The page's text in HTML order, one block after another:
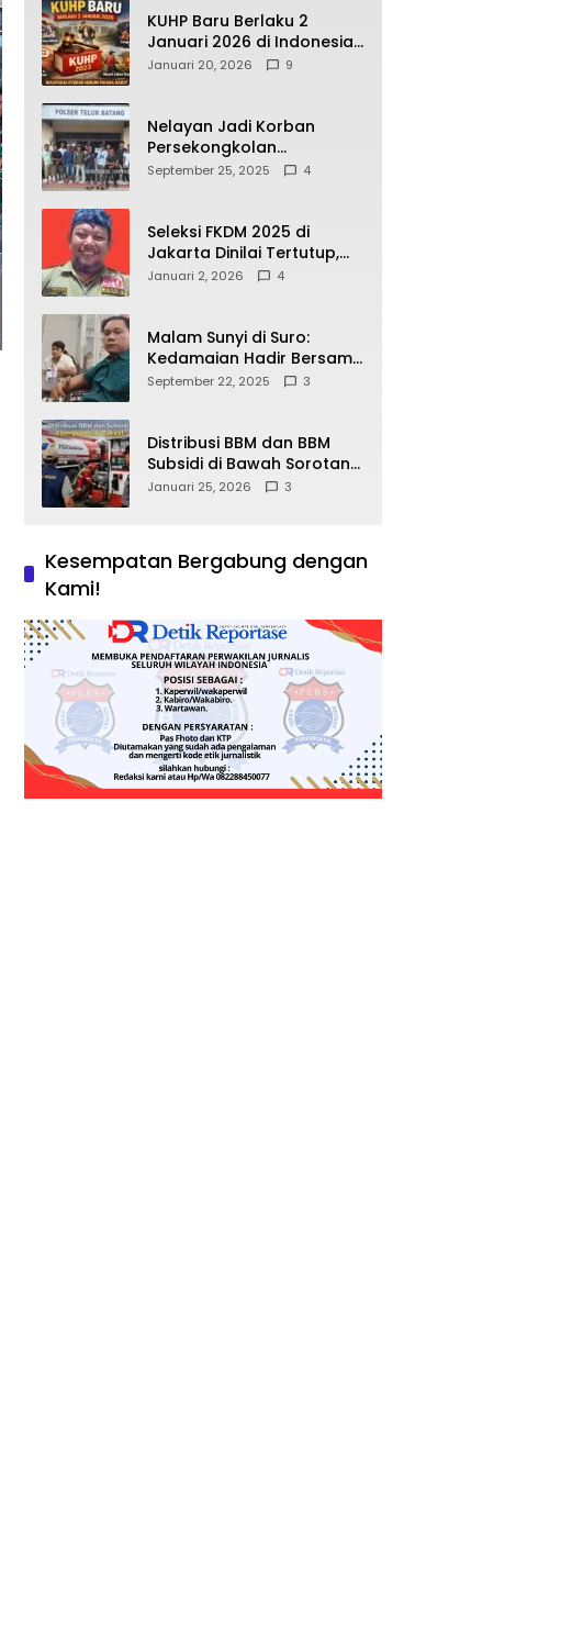
KUHP Baru Berlaku 2
Januari 2026 di Indonesia,
Apa Dampaknya bagi
Dipahami Publik
Januari 20, 2026 9
Nelayan Jadi Korban
Persekongkolan
Penyelewengan BBM
September 25, 2025 4
Seleksi FKDM 2025 di
Jakarta Dinilai Tertutup,
Transparansi
Januari 2, 2026 4
Malam Sunyi di Suro:
Kedamaian Hadir Bersama
Secangkir Kopi Hangat
September 22, 2025 3
Distribusi BBM dan BBM
Subsidi di Bawah Sorotan
Publik: Antara Kepentingan
Januari 25, 2026 3
Kesempatan Bergabung dengan
Kami!